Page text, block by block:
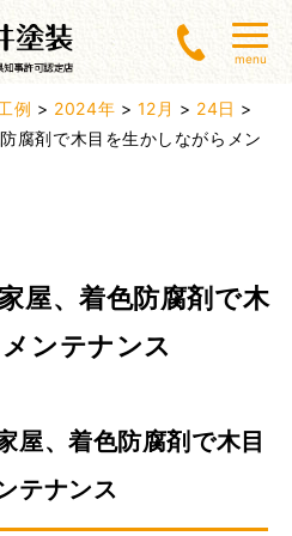
menu
例 > 2024年 > 12月 > 24日 >
腐剤で木目を生かしながらメン
屋、着色防腐剤で木
ンテナンス
屋、着色防腐剤で木目
テナンス